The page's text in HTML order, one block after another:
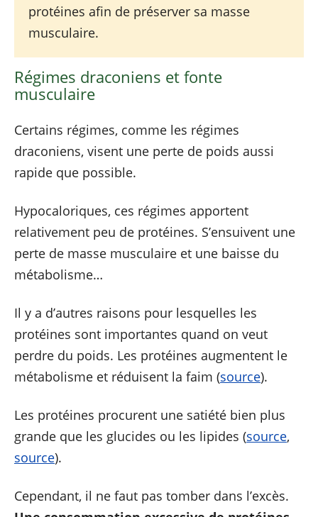
protéines afin de préserver sa masse
musculaire.
Régimes draconiens et fonte
musculaire
Certains régimes, comme les régimes
draconiens, visent une perte de poids aussi
rapide que possible.
Hypocaloriques, ces régimes apportent
relativement peu de protéines. S’ensuivent une
perte de masse musculaire et une baisse du
métabolisme…
Il y a d’autres raisons pour lesquelles les
protéines sont importantes quand on veut
perdre du poids. Les protéines augmentent le
métabolisme et réduisent la faim (source).
Les protéines procurent une satiété bien plus
grande que les glucides ou les lipides (source,
source).
Cependant, il ne faut pas tomber dans l’excès.